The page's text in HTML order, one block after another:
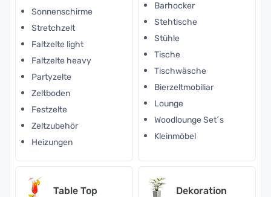
Sonnenschirme
Stretchzelt
Faltzelte light
Faltzelte heavy
Partyzelte
Zeltboden
Festzelte
Zeltzubehör
Heizungen
Barhocker
Stehtische
Stühle
Tische
Tischwäsche
Bierzeltmobiliar
Lounge
Woodlounge Set´s
Kleinmöbel
Table Top Dekoration